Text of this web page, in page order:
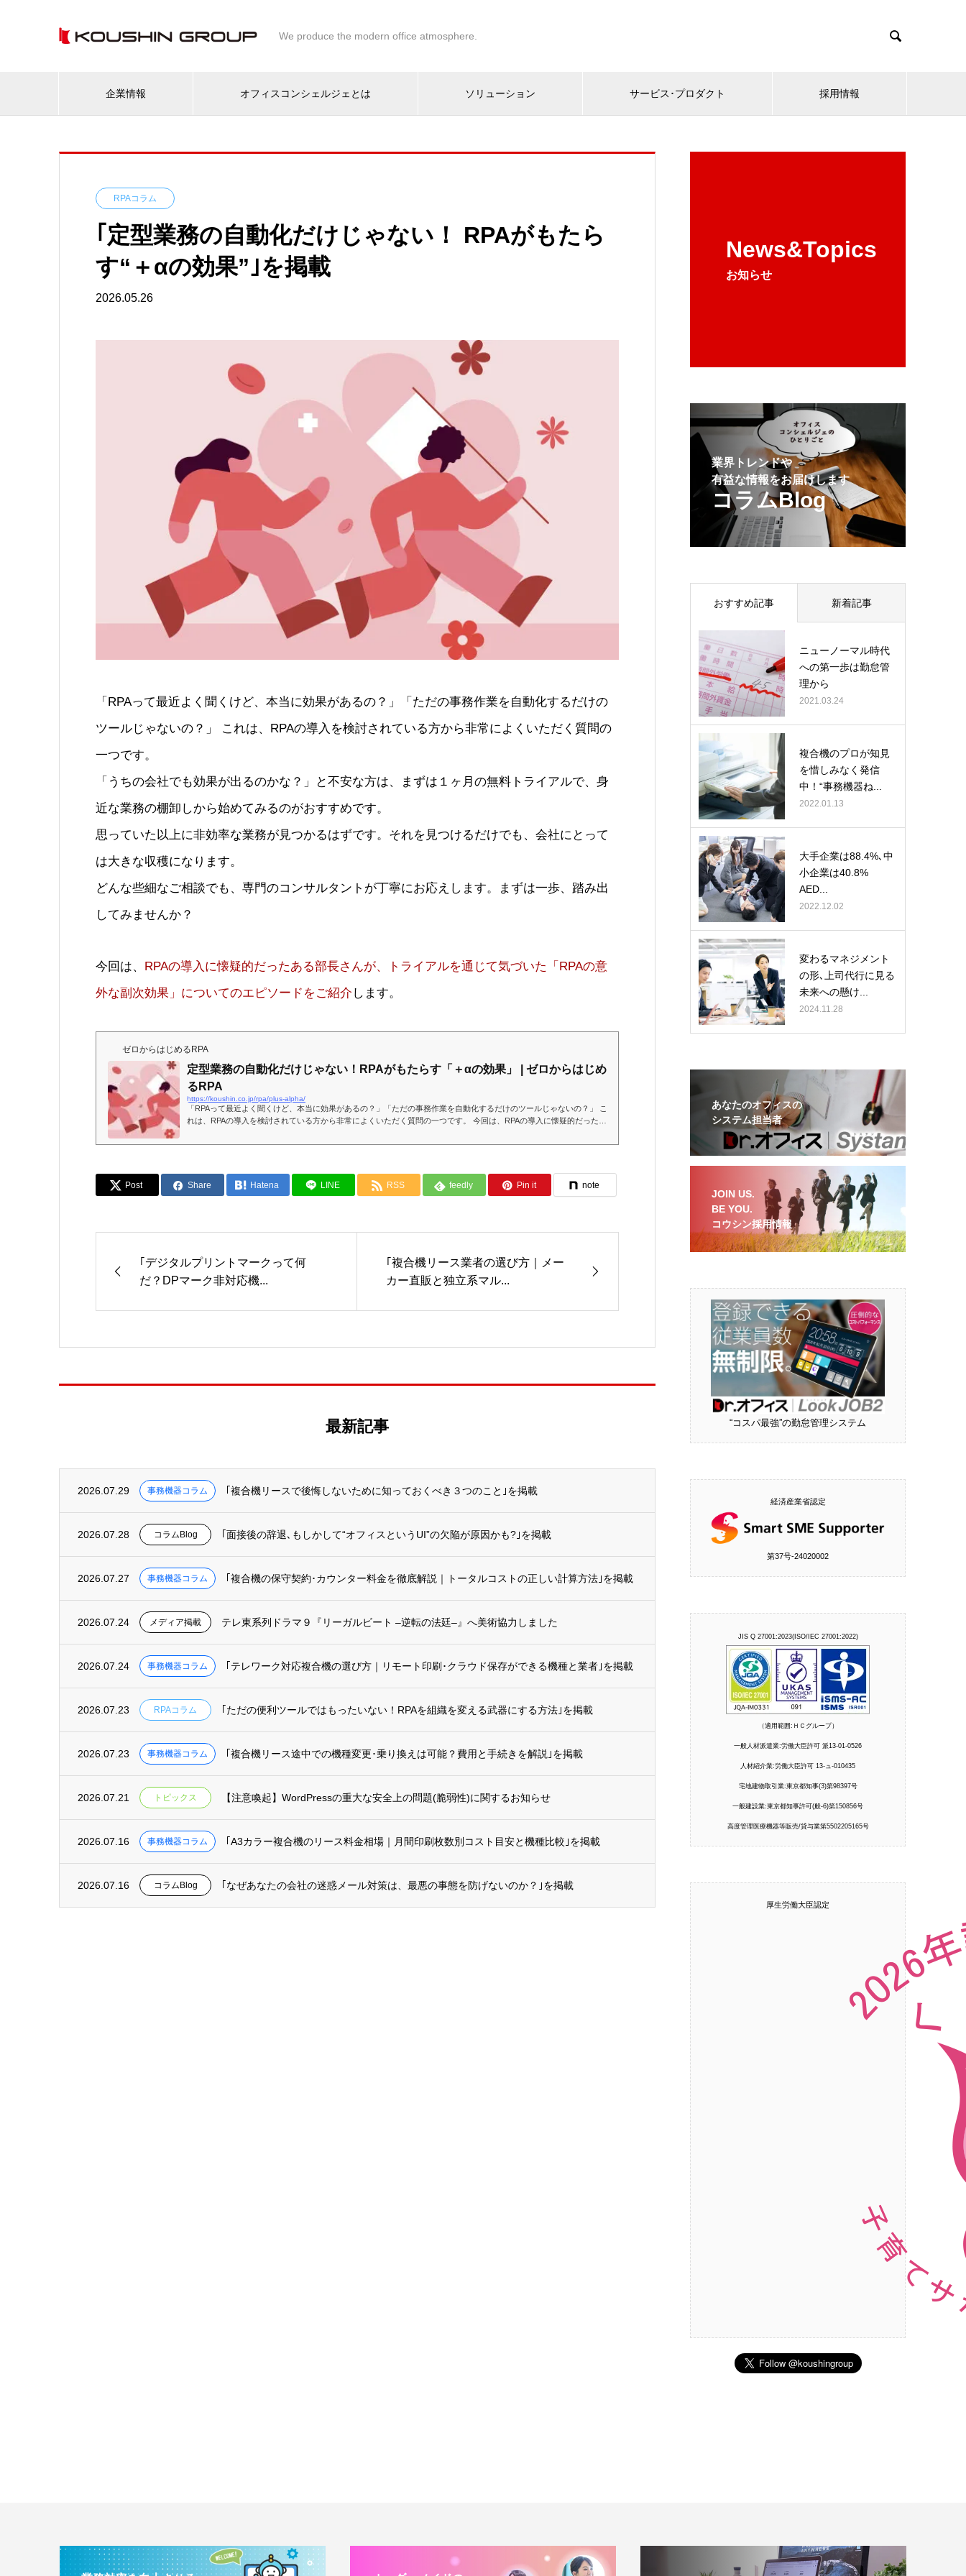
We produce the modern office atmosphere. 
企業情報 オフィスコンシェルジェとは ソリューション サービス･プロダクト 採用情報
News&Topics
お知らせ
RPAコラム
｢定型業務の自動化だけじゃない！ RPAがもたら
す“＋αの効果”｣を掲載
2026.05.26
「RPAって最近よく聞くけど、本当に効果があるの？」「ただの事務作業を自動化するだけの
ツールじゃないの？」 これは、RPAの導入を検討されている方から非常によくいただく質問の
一つです。
「うちの会社でも効果が出るのかな？」と不安な方は、まずは１ヶ月の無料トライアルで、身
近な業務の棚卸しから始めてみるのがおすすめです。
思っていた以上に非効率な業務が見つかるはずです。それを見つけるだけでも、会社にとって
は大きな収穫になります。
どんな些細なご相談でも、専門のコンサルタントが丁寧にお応えします。まずは一歩、踏み出
してみませんか？
今回は、 RPAの導入に懐疑的だったある部長さんが、トライアルを通じて気づいた「RPAの意
外な副次効果」についてのエピソードをご紹介 します。
ゼロからはじめるRPA
定型業務の自動化だけじゃない！RPAがもたらす「＋αの効果」 | ゼロからはじめ
るRPA
https://koushin.co.jp/rpa/plus-alpha/
「RPAって最近よく聞くけど、本当に効果があるの？」「ただの事務作業を自動化するだけのツールじゃないの？」 こ
れは、RPAの導入を検討されている方から非常によくいただく質問の一つです。 今回は、RPAの導入に懐疑的だったあ
Post Share Hatena LINE RSS feedly Pin it note
｢デジタルプリントマークって何
だ？DPマーク非対応機...
｢複合機リース業者の選び方｜メー
カー直販と独立系マル...
最新記事
2026.07.29 事務機器コラム ｢複合機リースで後悔しないために知っておくべき３つのこと｣を掲載
2026.07.28 コラムBlog ｢面接後の辞退､もしかして“オフィスというUI”の欠陥が原因かも?｣を掲載
2026.07.27 事務機器コラム ｢複合機の保守契約･カウンター料金を徹底解説｜トータルコストの正しい計算方法｣を掲載
2026.07.24 メディア掲載 テレ東系列ドラマ９『リーガルビート –逆転の法廷–』へ美術協力しました
2026.07.24 事務機器コラム ｢テレワーク対応複合機の選び方｜リモート印刷･クラウド保存ができる機種と業者｣を掲載
2026.07.23 RPAコラム ｢ただの便利ツールではもったいない！RPAを組織を変える武器にする方法｣を掲載
2026.07.23 事務機器コラム ｢複合機リース途中での機種変更･乗り換えは可能？費用と手続きを解説｣を掲載
2026.07.21 トピックス 【注意喚起】WordPressの重大な安全上の問題(脆弱性)に関するお知らせ
2026.07.16 事務機器コラム ｢A3カラー複合機のリース料金相場｜月間印刷枚数別コスト目安と機種比較｣を掲載
2026.07.16 コラムBlog ｢なぜあなたの会社の迷惑メール対策は、最悪の事態を防げないのか？｣を掲載
業界トレンドや
有益な情報をお届けします
コラムBlog
おすすめ記事 新着記事
ニューノーマル時代
への第一歩は勤怠管
理から
2021.03.24
複合機のプロが知見
を惜しみなく発信
中！“事務機器ね...
2022.01.13
大手企業は88.4%､中
小企業は40.8%
AED...
2022.12.02
変わるマネジメント
の形､上司代行に見る
未来への懸け...
2024.11.28
あなたのオフィスの
システム担当者
JOIN US.
BE YOU.
コウシン採用情報
“コスパ最強”の勤怠管理システム
経済産業省認定
第37号‐24020002
JIS Q 27001:2023(ISO/IEC 27001:2022)
（適用範囲:ＨＣグループ）
一般人材派遣業:労働大臣許可 派13-01-0526
人材紹介業:労働大臣許可 13-ュ-010435
宅地建物取引業:東京都知事(3)第98397号
一般建設業:東京都知事許可(般-6)第150856号
高度管理医療機器等販売/貸与業第5502205165号
厚生労働大臣認定